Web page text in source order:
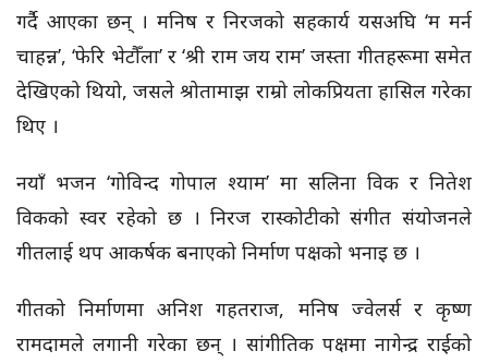
गर्दै आएका छन् । मनिष र निरजको सहकार्य यसअघि ‘म मर्न
चाहन्न’, ‘फेरि भेटौँला’ र ‘श्री राम जय राम’ जस्ता गीतहरूमा समेत
देखिएको थियो, जसले श्रोतामाझ राम्रो लोकप्रियता हासिल गरेका
थिए ।
नयाँ भजन ‘गोविन्द गोपाल श्याम’ मा सलिना विक र नितेश
विकको स्वर रहेको छ । निरज रास्कोटीको संगीत संयोजनले
गीतलाई थप आकर्षक बनाएको निर्माण पक्षको भनाइ छ ।
गीतको निर्माणमा अनिश गहतराज, मनिष ज्वेलर्स र कृष्ण
रामदामले लगानी गरेका छन् । सांगीतिक पक्षमा नागेन्द्र राईको